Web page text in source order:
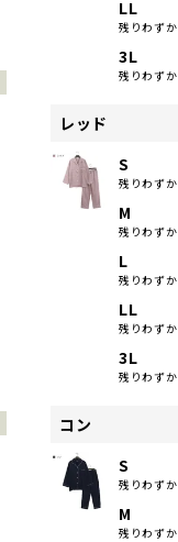
LL
残りわずか
3L
残りわずか
レッド
S
残りわずか
M
残りわずか
L
残りわずか
LL
残りわずか
3L
残りわずか
コン
S
残りわずか
M
残りわずか